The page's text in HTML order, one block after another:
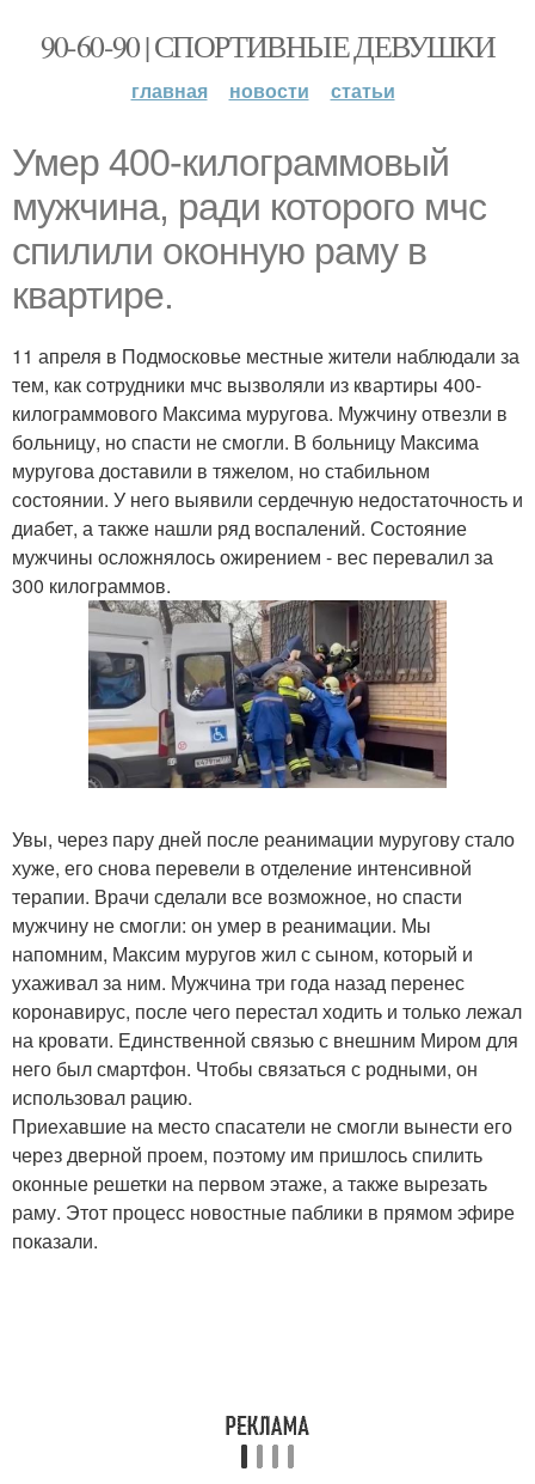
90-60-90 | СПОРТИВНЫЕ ДЕВУШКИ
главная новости статьи
Умер 400-килограммовый
мужчина, ради которого мчс
спилили оконную раму в
квартире.
11 апреля в Подмосковье местные жители наблюдали за
тем, как сотрудники мчс вызволяли из квартиры 400-
килограммового Максима муругова. Мужчину отвезли в
больницу, но спасти не смогли. В больницу Максима
муругова доставили в тяжелом, но стабильном
состоянии. У него выявили сердечную недостаточность и
диабет, а также нашли ряд воспалений. Состояние
мужчины осложнялось ожирением - вес перевалил за
300 килограммов.
Увы, через пару дней после реанимации муругову стало
хуже, его снова перевели в отделение интенсивной
терапии. Врачи сделали все возможное, но спасти
мужчину не смогли: он умер в реанимации. Мы
напомним, Максим муругов жил с сыном, который и
ухаживал за ним. Мужчина три года назад перенес
коронавирус, после чего перестал ходить и только лежал
на кровати. Единственной связью с внешним Миром для
него был смартфон. Чтобы связаться с родными, он
использовал рацию.
Приехавшие на место спасатели не смогли вынести его
через дверной проем, поэтому им пришлось спилить
оконные решетки на первом этаже, а также вырезать
раму. Этот процесс новостные паблики в прямом эфире
показали.